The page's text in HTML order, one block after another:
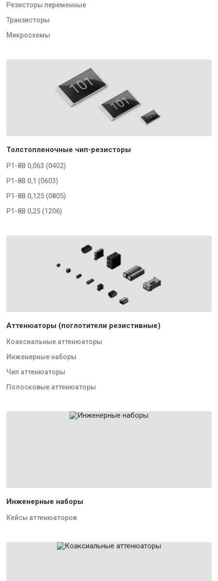
Резисторы переменные
Транзисторы
Микросхемы
Толстопленочные чип-резисторы
Р1-8В 0,063 (0402)
Р1-8В 0,1 (0603)
Р1-8В 0,125 (0805)
Р1-8В 0,25 (1206)
Аттенюаторы (поглотители резистивные)
Коаксиальные аттенюаторы
Инженерные наборы
Чип аттенюаторы
Полосковые аттенюаторы
Инженерные наборы
Кейсы аттенюаторов